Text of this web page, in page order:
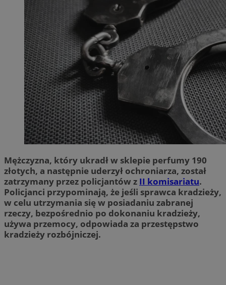
Mężczyzna, który ukradł w sklepie perfumy 190
złotych, a następnie uderzył ochroniarza, został
zatrzymany przez policjantów z II komisariatu.
Policjanci przypominają, że jeśli sprawca kradzieży,
w celu utrzymania się w posiadaniu zabranej
rzeczy, bezpośrednio po dokonaniu kradzieży,
używa przemocy, odpowiada za przestępstwo
kradzieży rozbójniczej.